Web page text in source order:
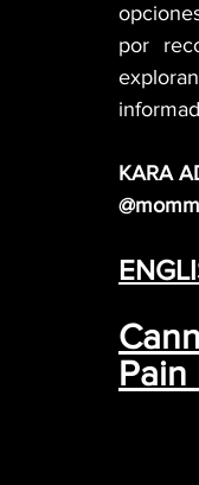
por
KARA